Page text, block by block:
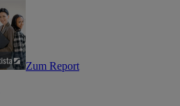
Zum Report